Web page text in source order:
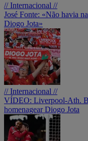
// Internacional //
José Fonte: «Não havia
Diogo Jota»
// Internacional //
VÍDEO: Liverpool-Ath.
homenagear Diogo Jota